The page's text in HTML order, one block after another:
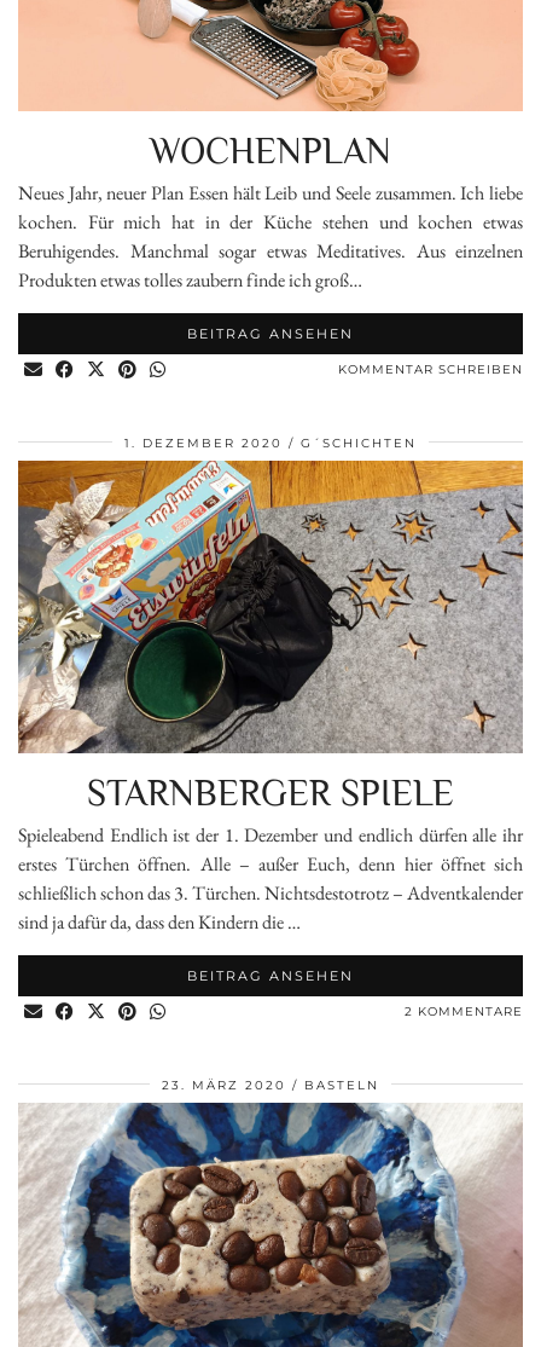
WOCHENPLAN
Neues Jahr, neuer Plan Essen hält Leib und Seele zusammen. Ich liebe
kochen. Für mich hat in der Küche stehen und kochen etwas
Beruhigendes. Manchmal sogar etwas Meditatives. Aus einzelnen
Produkten etwas tolles zaubern finde ich groß…
BEITRAG ANSEHEN
KOMMENTAR SCHREIBEN
1. DEZEMBER 2020 G´SCHICHTEN
STARNBERGER SPIELE
Spieleabend Endlich ist der 1. Dezember und endlich dürfen alle ihr
erstes Türchen öffnen. Alle – außer Euch, denn hier öffnet sich
schließlich schon das 3. Türchen. Nichtsdestotrotz – Adventkalender
sind ja dafür da, dass den Kindern die …
BEITRAG ANSEHEN
2 KOMMENTARE
23. MÄRZ 2020 BASTELN